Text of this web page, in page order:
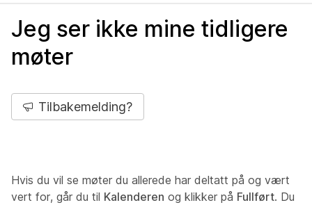
Jeg ser ikke mine tidligere
møter
Tilbakemelding?
Hvis du vil se møter du allerede har deltatt på og vært
vert for, går du til Kalenderen og klikker på Fullført. Du